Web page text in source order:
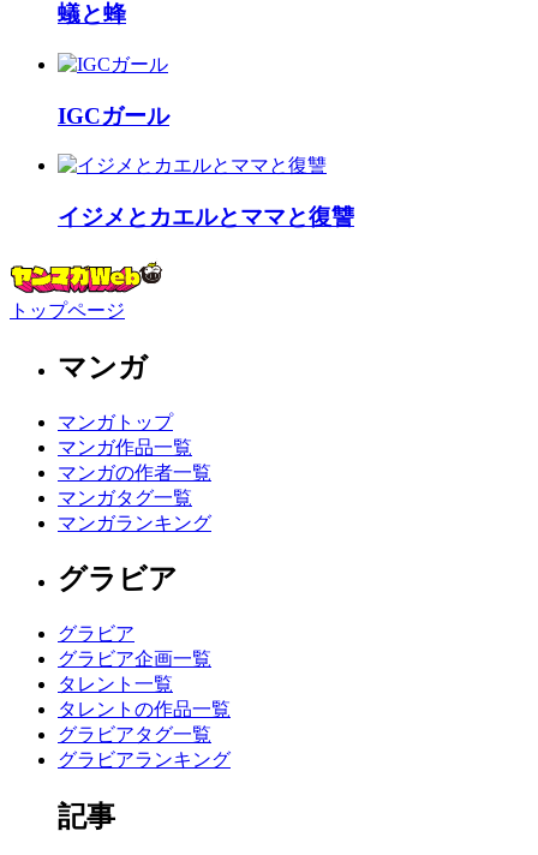
蟻と蜂
IGCガール
イジメとカエルとママと復讐
トップページ
マンガ
マンガトップ
マンガ作品一覧
マンガの作者一覧
マンガタグ一覧
マンガランキング
グラビア
グラビア
グラビア企画一覧
タレント一覧
タレントの作品一覧
グラビアタグ一覧
グラビアランキング
記事